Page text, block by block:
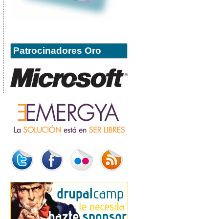
Patrocinadores Oro